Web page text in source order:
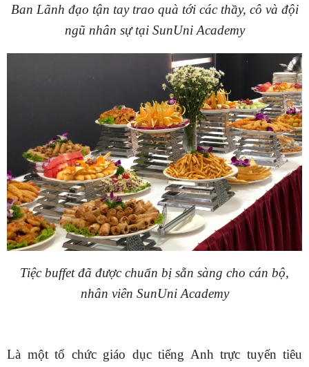
Ban Lãnh đạo tận tay trao quà tới các thầy, cô và đội
ngũ nhân sự tại SunUni Academy
Tiệc buffet đã được chuẩn bị sẵn sàng cho cán bộ,
nhân viên SunUni Academy
Là một tổ chức giáo dục tiếng Anh trực tuyến tiêu